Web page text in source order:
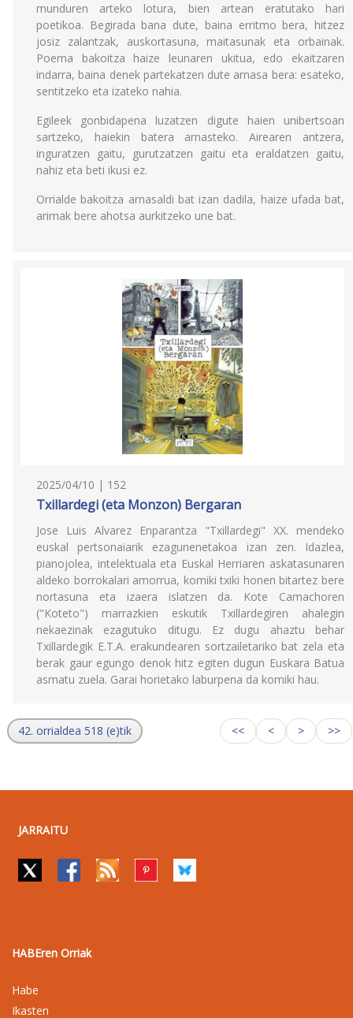
munduren arteko lotura, bien artean eratutako hari
poetikoa. Begirada bana dute, baina erritmo bera, hitzez
josiz zalantzak, auskortasuna, maitasunak eta orbainak.
Poema bakoitza haize leunaren ukitua, edo ekaitzaren
indarra, baina denek partekatzen dute arnasa bera: esateko,
sentitzeko eta izateko nahia.
Egileek gonbidapena luzatzen digute haien unibertsoan
sartzeko, haiekin batera arnasteko. Airearen antzera,
inguratzen gaitu, gurutzatzen gaitu eta eraldatzen gaitu,
nahiz eta beti ikusi ez.
Orrialde bakoitza arnasaldi bat izan dadila, haize ufada bat,
arimak bere ahotsa aurkitzeko une bat.
2025/04/10 | 152
Txillardegi (eta Monzon) Bergaran
Jose Luis Alvarez Enparantza "Txillardegi" XX. mendeko
euskal pertsonaiarik ezagunenetakoa izan zen. Idazlea,
pianojolea, intelektuala eta Euskal Herriaren askatasunaren
aldeko borrokalari amorrua, komiki txiki honen bitartez bere
nortasuna eta izaera islatzen da. Kote Camachoren
("Koteto") marrazkien eskutik Txillardegiren ahalegin
nekaezinak ezagutuko ditugu. Ez dugu ahaztu behar
Txillardegik E.T.A. erakundearen sortzailetariko bat zela eta
berak gaur egungo denok hitz egiten dugun Euskara Batua
asmatu zuela. Garai horietako laburpena da komiki hau.
42. orrialdea 518 (e)tik << < > >>
JARRAITU
HABEren Orriak
Habe
Ikasten